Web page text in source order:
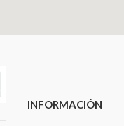
INFORMACIÓN